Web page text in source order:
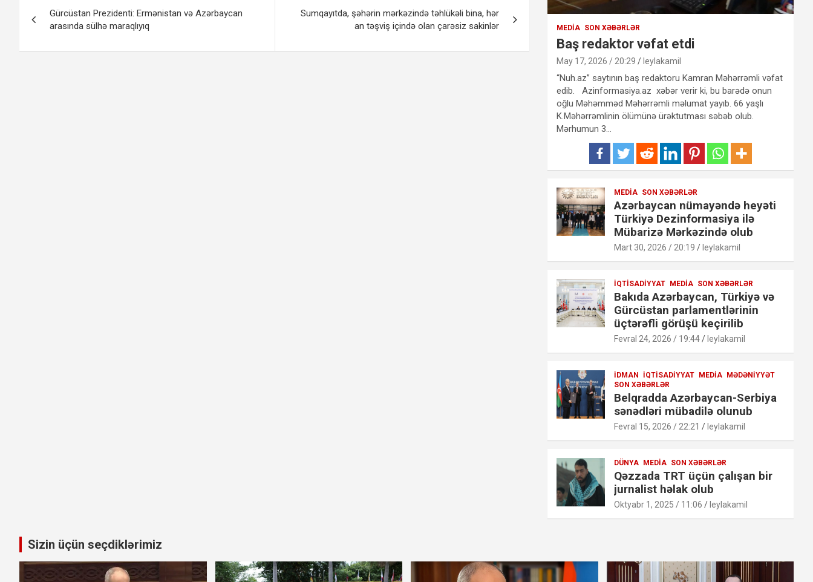
naviqasiyası
Gürcüstan Prezidenti: Ermənistan və Azərbaycan
arasında sülhə maraqlıyıq
Sumqayıtda, şəhərin mərkəzində təhlükəli bina, hər
an təşviş içində olan çarəsiz sakinlər
MEDIA SON XƏBƏRLƏR
Baş redaktor vəfat etdi
May 17, 2026 / 20:29 leylakamil
“Nuh.az” saytının baş redaktoru Kamran Məhərrəmli vəfat
edib. Azinformasiya.az xəbər verir ki, bu barədə onun
oğlu Məhəmməd Məhərrəmli məlumat yayıb. 66 yaşlı
K.Məhərrəmlinin ölümünə ürəktutması səbəb olub.
Mərhumun 3…
MEDIA SON XƏBƏRLƏR
Azərbaycan nümayəndə heyəti
Türkiyə Dezinformasiya ilə
Mübarizə Mərkəzində olub
Mart 30, 2026 / 20:19 leylakamil
İQTISADIYYAT MEDIA SON XƏBƏRLƏR
Bakıda Azərbaycan, Türkiyə və
Gürcüstan parlamentlərinin
üçtərəfli görüşü keçirilib
Fevral 24, 2026 / 19:44 leylakamil
İDMAN İQTISADIYYAT MEDIA MƏDƏNIYYƏT
SON XƏBƏRLƏR
Belqradda Azərbaycan-Serbiya
sənədləri mübadilə olunub
Fevral 15, 2026 / 22:21 leylakamil
DÜNYA MEDIA SON XƏBƏRLƏR
Qəzzada TRT üçün çalışan bir
jurnalist həlak olub
Oktyabr 1, 2025 / 11:06 leylakamil
Sizin üçün seçdiklərimiz